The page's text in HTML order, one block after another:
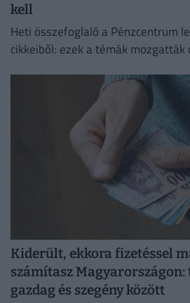
kell
Heti összefoglaló a Pénzcentrum
cikkeiből: ezek a témák mozgatták
Kiderült, ekkora fizetéssel
számítasz Magyarországon:
gazdag és szegény között